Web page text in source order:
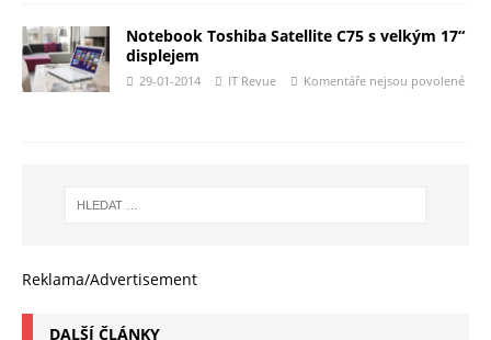
Notebook Toshiba Satellite C75 s velkým 17“
displejem
29-01-2014 IT Revue Komentáře nejsou povolené
Reklama/Advertisement
DALŠÍ ČLÁNKY